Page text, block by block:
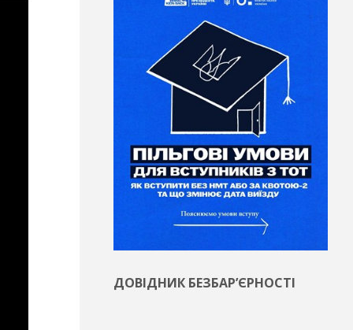
ДОВІДНИК БЕЗБАР’ЄРНОСТІ